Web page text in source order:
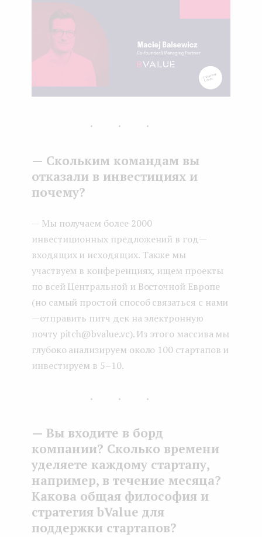
...
— Скольким командам вы
отказали в инвестициях и
почему?
— Мы получаем более 2000
инвестиционных предложений в год —
входящих и исходящих. Также мы
участвуем в конференциях, ищем проекты
по всей Центральной и Восточной Европе
(но самый простой способ связаться с нами
— отправить питч дек на электронную
почту pitch@bvalue.vc). Из этого массива мы
глубоко анализируем около 100 стартапов и
инвестируем в 5–10.
...
— Вы входите в борд
компании? Сколько времени
уделяете каждому стартапу,
например, в течение месяца?
Какова общая философия и
стратегия bValue для
поддержки стартапов?